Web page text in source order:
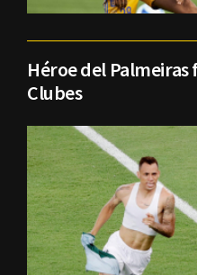
Héroe del
Clubes